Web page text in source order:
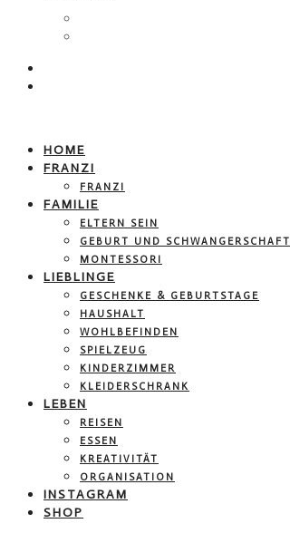
HOME
FRANZI
FRANZI
FAMILIE
ELTERN SEIN
GEBURT UND SCHWANGERSCHAFT
MONTESSORI
LIEBLINGE
GESCHENKE & GEBURTSTAGE
HAUSHALT
WOHLBEFINDEN
SPIELZEUG
KINDERZIMMER
KLEIDERSCHRANK
LEBEN
REISEN
ESSEN
KREATIVITÄT
ORGANISATION
INSTAGRAM
SHOP